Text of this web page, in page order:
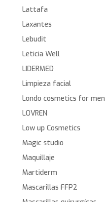
Lattafa
Laxantes
Lebudit
Leticia Well
LIDERMED
Limpieza facial
Londo cosmetics for men
LOVREN
Low up Cosmetics
Magic studio
Maquillaje
Martiderm
Mascarillas FFP2